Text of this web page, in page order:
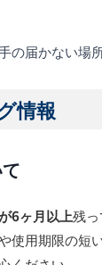
の届かない場
情報
6ヶ月以上残
使用期限の短